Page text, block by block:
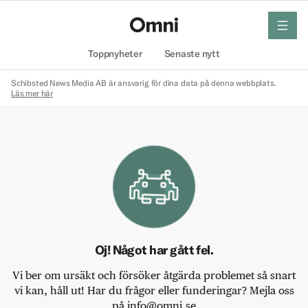
Toppnyheter Senaste nytt
meny
Schibsted News Media AB är ansvarig för dina data på denna webbplats.
Läs mer här
Oj! Något har gått fel.
Vi ber om ursäkt och försöker åtgärda problemet så snart
vi kan, håll ut! Har du frågor eller funderingar? Mejla oss